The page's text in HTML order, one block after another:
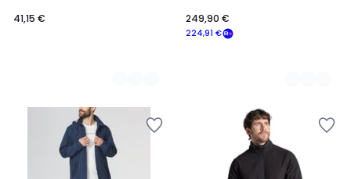
41,15 €
224,91 €
249,90 €